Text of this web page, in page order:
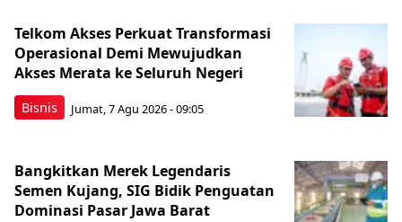
Bisnis
Telkom Akses Perkuat Transformasi
Operasional Demi Mewujudkan
Akses Merata ke Seluruh Negeri
Jumat, 7 Agu 2026 - 09:05
Bangkitkan Merek Legendaris
Semen Kujang, SIG Bidik Penguatan
Dominasi Pasar Jawa Barat